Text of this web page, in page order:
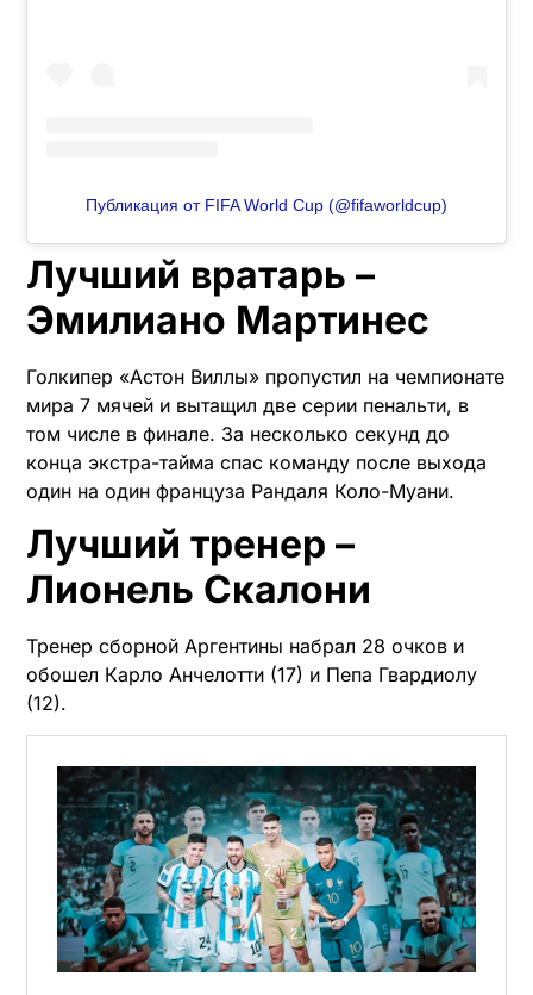
Публикация от FIFA World Cup (@fifaworldcup)
Лучший вратарь –
Эмилиано Мартинес
Голкипер «Астон Виллы» пропустил на чемпионате
мира 7 мячей и вытащил две серии пенальти, в
том числе в финале. За несколько секунд до
конца экстра-тайма спас команду после выхода
один на один француза Рандаля Коло-Муани.
Лучший тренер –
Лионель Скалони
Тренер сборной Аргентины набрал 28 очков и
обошел Карло Анчелотти (17) и Пепа Гвардиолу
(12).